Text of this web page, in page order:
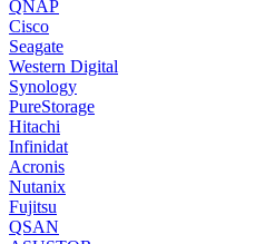
QNAP
Cisco
Seagate
Western Digital
Synology
PureStorage
Hitachi
Infinidat
Acronis
Nutanix
Fujitsu
QSAN